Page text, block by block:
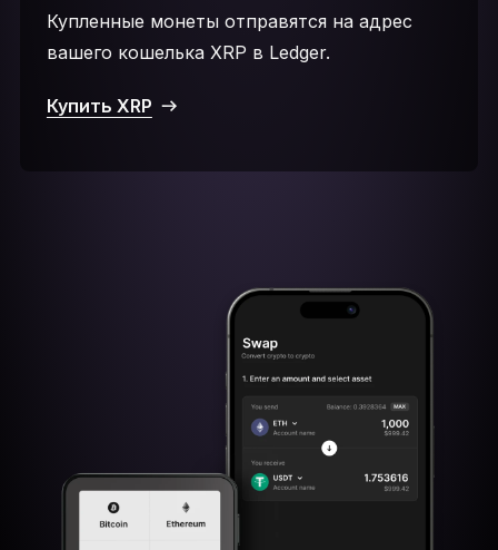
Купленные монеты отправятся на адрес
вашего кошелька XRP в Ledger.
Купить XRP